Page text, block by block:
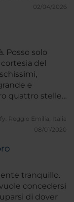
Posso solo
del
e
quattro stelle
rapporto
Reggio Emilia, Italia
08/01/2020
tranquillo.
concedersi
di dover
02/04/2026